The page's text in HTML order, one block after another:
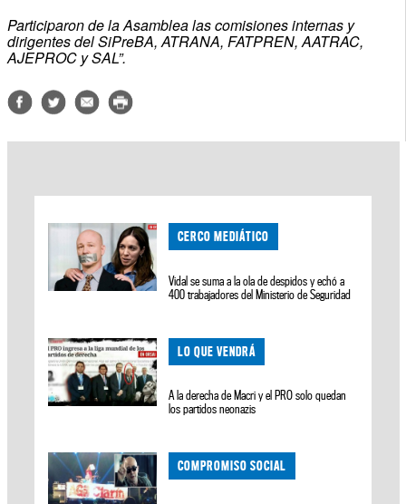
Participaron de la Asamblea las comisiones internas y
dirigentes del SiPreBA, ATRANA, FATPREN, AATRAC,
AJEPROC y SAL”.
CERCO MEDIÁTICO
Vidal se suma a la ola de despidos y echó a
400 trabajadores del Ministerio de Seguridad
LO QUE VENDRÁ
A la derecha de Macri y el PRO solo quedan
los partidos neonazis
COMPROMISO SOCIAL